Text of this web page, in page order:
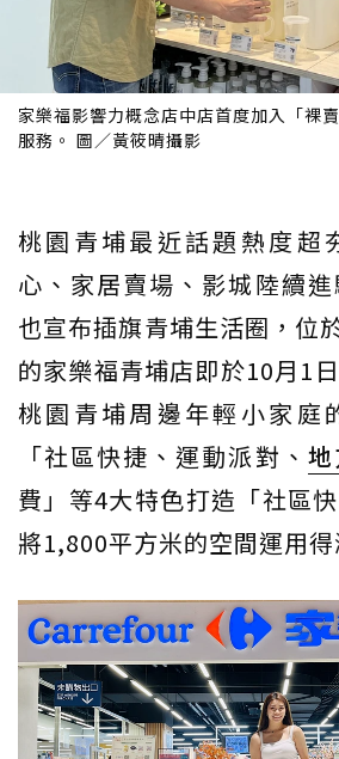
家樂福影響力概念店中店首度加入「裸
服務。 圖／黃筱晴攝影
桃園青埔最近話題熱度超
心、家居賣場、影城陸續
也宣布插旗青埔生活圈，位
的家樂福青埔店即於10月1
桃園青埔周邊年輕小家庭
「社區快捷、運動派對、
費」等4大特色打造「社區
將1,800平方米的空間運用得